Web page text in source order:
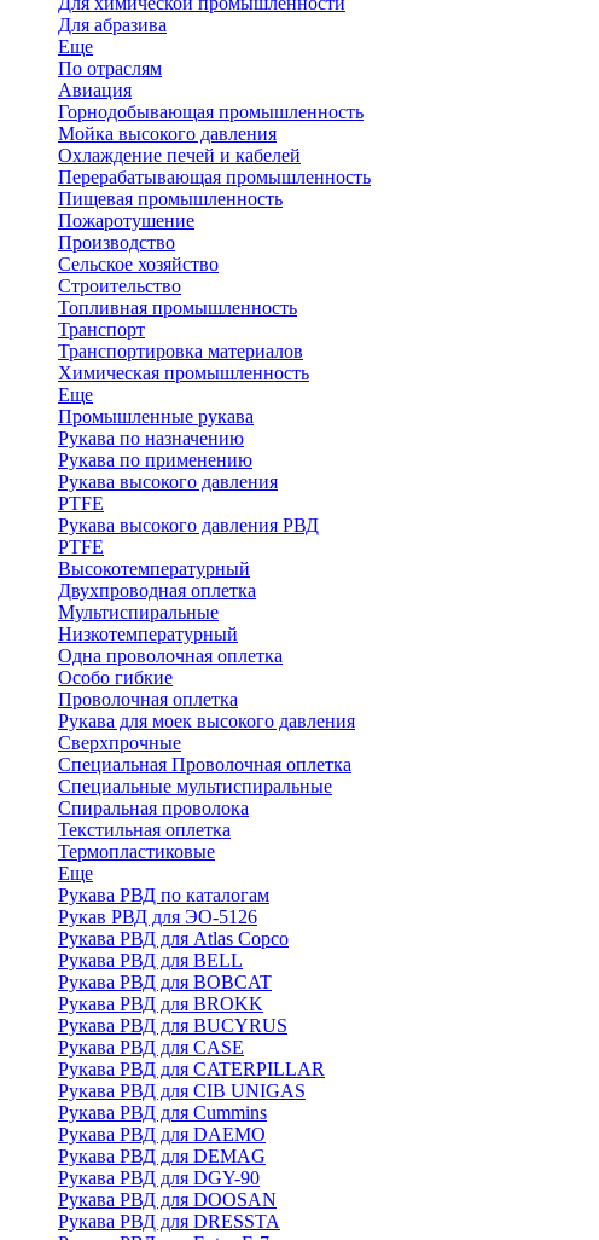
Для абразива
Еще
По отраслям
Авиация
Горнодобывающая промышленность
Мойка высокого давления
Охлаждение печей и кабелей
Перерабатывающая промышленность
Пищевая промышленность
Пожаротушение
Производство
Сельское хозяйство
Строительство
Топливная промышленность
Транспорт
Транспортировка материалов
Химическая промышленность
Еще
Промышленные рукава
Рукава по назначению
Рукава по применению
Рукава высокого давления
PTFE
Рукава высокого давления РВД
PTFE
Высокотемпературный
Двухпроводная оплетка
Мультиспиральные
Низкотемпературный
Одна проволочная оплетка
Особо гибкие
Проволочная оплетка
Рукава для моек высокого давления
Сверхпрочные
Специальная Проволочная оплетка
Специальные мультиспиральные
Спиральная проволока
Текстильная оплетка
Термопластиковые
Еще
Рукава РВД по каталогам
Рукав РВД для ЭО-5126
Рукава РВД для Atlas Copco
Рукава РВД для BELL
Рукава РВД для BOBCAT
Рукава РВД для BROKK
Рукава РВД для BUCYRUS
Рукава РВД для CASE
Рукава РВД для CATERPILLAR
Рукава РВД для CIB UNIGAS
Рукава РВД для Cummins
Рукава РВД для DAEMO
Рукава РВД для DEMAG
Рукава РВД для DGY-90
Рукава РВД для DOOSAN
Рукава РВД для DRESSTA